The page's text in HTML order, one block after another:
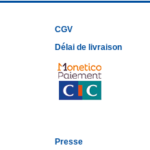
CGV
Délai de livraison
Presse